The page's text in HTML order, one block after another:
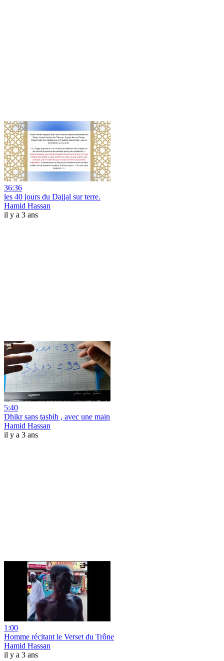
36:36
les 40 jours du Dajjal sur terre.
Hamid Hassan
il y a 3 ans
5:40
Dhikr sans tasbih , avec une main
Hamid Hassan
il y a 3 ans
1:00
Homme récitant le Verset du Trône
Hamid Hassan
il y a 3 ans